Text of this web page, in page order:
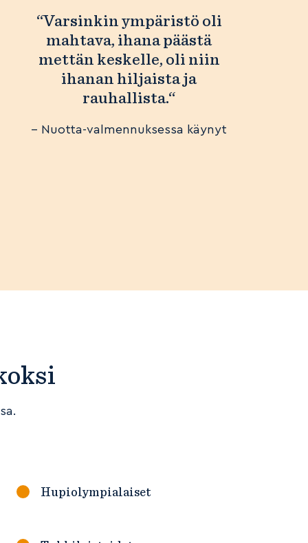
“Varsinkin ympäristö oli
mahtava, ihana päästä
mettän keskelle, oli niin
ihanan hiljaista ja
rauhallista.“
– Nuotta-valmennuksessa käynyt
Hupiolympialaiset